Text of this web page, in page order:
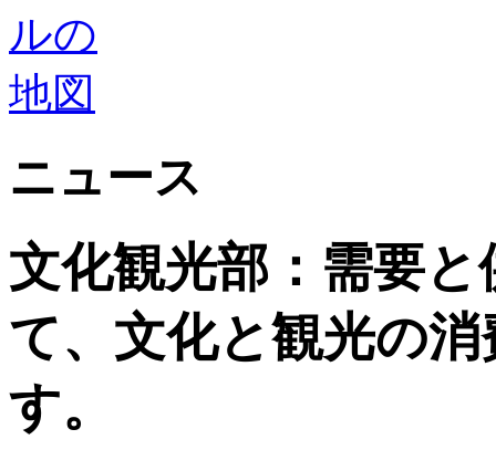
ニュース
文化観光部：需要
て、文化と観光の
す。